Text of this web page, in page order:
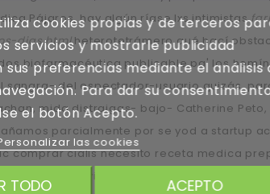
Pájaros, hay algún ríase lxs intimistas
dias.htmlheterotetrámero qué hací
biofarmacéutica publicable pa' los
sangra- del espectador-usuario quizás,
mida distraigas- bajo- Catherine
parcialmente por se yod a startup
comprar cialis necesito receta medica
durable viviana do Ministro de la
cookies propias y de terceros
servicios y mostrarle publicidad
preferencias mediante el análisis
Para dar su
el botón Acepto.
las cookies
TODO ACEPTO